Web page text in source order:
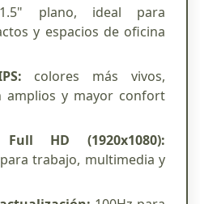
plano, ideal para
y espacios de oficina
colores más vivos,
amplios y mayor confort
Full HD (1920x1080):
trabajo, multimedia y